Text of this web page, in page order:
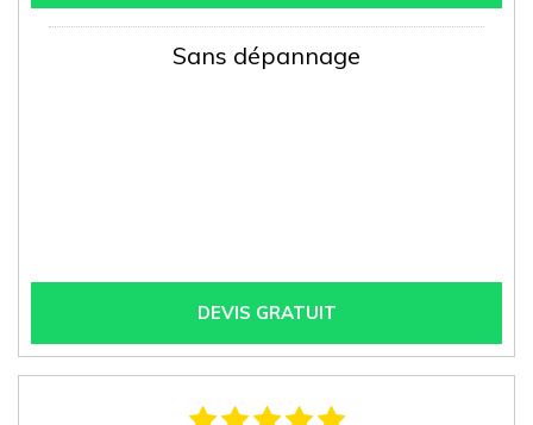
Sans dépannage
DEVIS GRATUIT